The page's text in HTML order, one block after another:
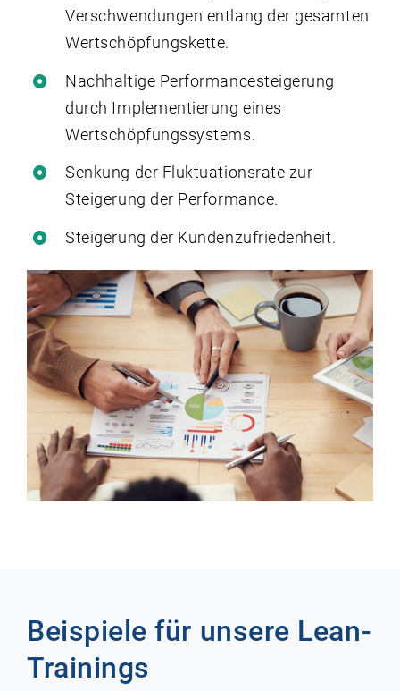
Verschwendungen entlang der gesamten
Wertschöpfungskette.
Nachhaltige Performancesteigerung
durch Implementierung eines
Wertschöpfungssystems.
Senkung der Fluktuationsrate zur
Steigerung der Performance.
Steigerung der Kundenzufriedenheit.
Beispiele für unsere Lean-
Trainings